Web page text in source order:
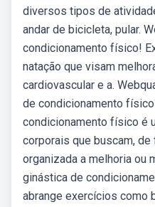
diversos tipos de
andar de bicicleta, pular.
condicionamento físico!
natação que visam
cardiovascular e a.
de condicionamento
condicionamento físico é
corporais que buscam, de
organizada a melhoria ou
ginástica de
abrange exercícios como